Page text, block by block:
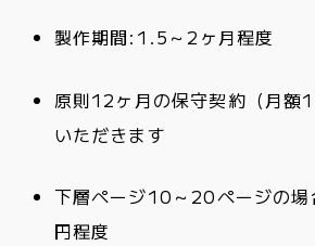
製作期間:1.5～2ヶ月程度
原則12ヶ月の保守契約（月
いただきます
下層ページ10～20ページの
円程度